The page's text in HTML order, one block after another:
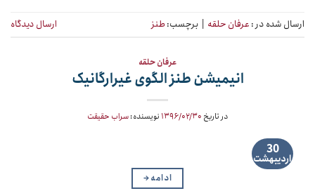
ارسال شده در : عرفان حلقه برچسب:طنز ارسال دیدگاه
عرفان حلقه
انیمیشن طنز الگوی غیرارگانیک
در تاریخ ۱۳۹۶/۰۲/۳۰ نویسنده:سراب حقیقت
30
اردیبهشت
ادامه→